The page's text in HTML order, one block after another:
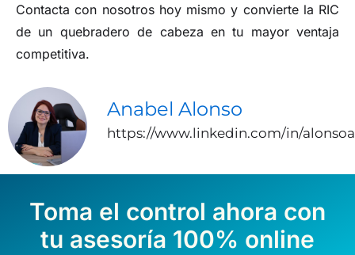
Contacta con nosotros hoy mismo y convierte la RIC
de un quebradero de cabeza en tu mayor ventaja
competitiva.
Anabel Alonso
https://www.linkedin.com/in/
Toma el control ahora con
tu asesoría 100% online